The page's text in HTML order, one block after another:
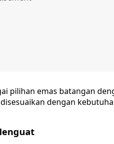
pilihan emas batangan
dengan